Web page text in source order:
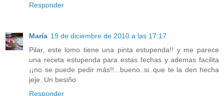
Responder
María 19 de diciembre de 2010 a las 17:17
Pilar, este lomo tiene una pinta estupenda!! y me parece
una receta estupenda para estas fechas y ademas facilita
¡¡no se puede pedir más!!...bueno..si..que te la den hecha
jeje. Un besiño
Responder